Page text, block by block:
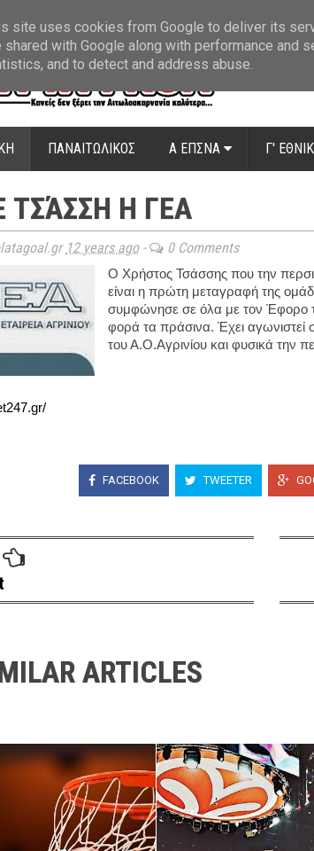
ΠΑΝΑΙΤΩΛΙΚΟΣ Α ΕΠΣΝΑ Γ'
ΤΣΆΣΣΗ Η ΓΕΑ
12 years ago- 0 Comments
Ο Χρήστος Τσάσσης που την
είναι η πρώτη μεταγραφή της
συμφώνησε σε όλα με τον Έφορο
φορά τα πράσινα. Έχει αγωνιστεί
του Α.Ο.Αγρινίου και φυσικά την
FACEBOOK TWEETER
ARTICLES
site uses cookies from Google to deliver its
shared with Google along with performance and
and to detect and address abuse.